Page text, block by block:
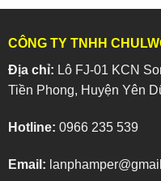
CÔNG TY TNHH
Địa chỉ: Lô FJ-01 KCN
Tiền Phong, Huyện Yên
Hotline: 0966 235 539
Email: